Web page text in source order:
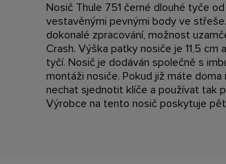
Nosič Thule 751 černé dlouhé tyče
vestavěnými pevnými body ve
dokonalé zpracování, možnost
Crash. Výška patky nosiče je 11,5
tyčí. Nosič je dodáván společně s
montáži nosiče. Pokud již máte
nechat sjednotit klíče a používat tak
Výrobce na tento nosič poskytuje